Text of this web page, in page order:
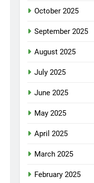
October 2025
September 2025
August 2025
July 2025
June 2025
May 2025
April 2025
March 2025
February 2025